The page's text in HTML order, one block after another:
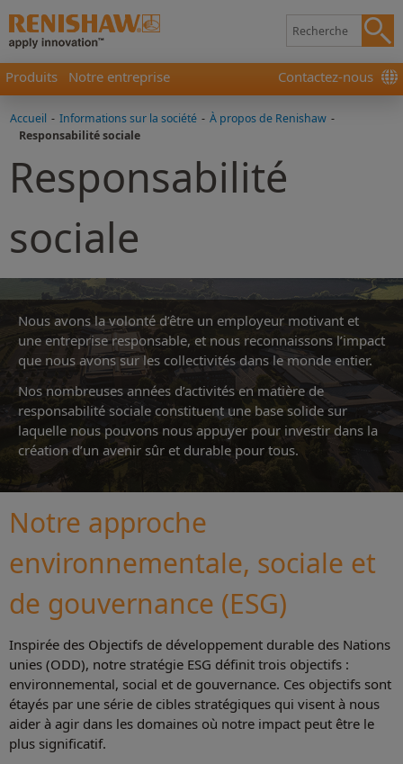
Produits Notre entreprise Contactez-nous
Accueil - Informations sur la société - À propos de Renishaw -
Responsabilité sociale
Responsabilité
sociale
Nous avons la volonté d’être un employeur motivant et
une entreprise responsable, et nous reconnaissons l’impact
que nous avons sur les collectivités dans le monde entier.
Nos nombreuses années d’activités en matière de
responsabilité sociale constituent une base solide sur
laquelle nous pouvons nous appuyer pour investir dans la
création d’un avenir sûr et durable pour tous.
Notre approche
environnementale, sociale et
de gouvernance (ESG)
Inspirée des Objectifs de développement durable des Nations
unies (ODD), notre stratégie ESG définit trois objectifs :
environnemental, social et de gouvernance. Ces objectifs sont
étayés par une série de cibles stratégiques qui visent à nous
aider à agir dans les domaines où notre impact peut être le
plus significatif.